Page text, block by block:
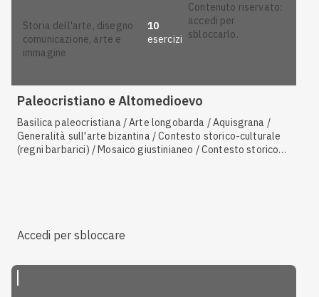
storia dell'arte, disegno
comunicazione, arte e
immagine
10
esercizi
contenuto riservato:
accedi per
sbloccarlo.
Paleocristiano e Altomedioevo
Basilica paleocristiana / Arte longobarda / Aquisgrana /
Generalità sull'arte bizantina / Contesto storico-culturale
(regni barbarici) / Mosaico giustinianeo / Contesto storico-
Accedi per sbloccare